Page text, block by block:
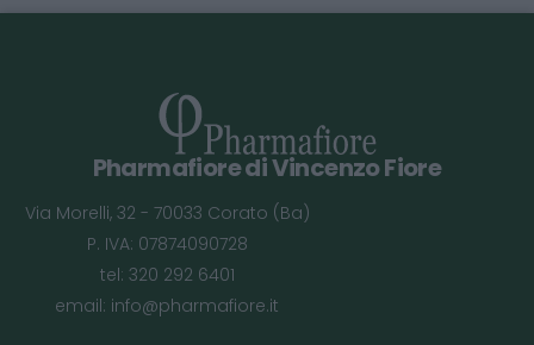
Pharmafiore di Vincenzo Fiore
Via Morelli, 32 - 70033 Corato (Ba)
P. IVA: 07874090728
tel: 320 292 6401
email: info@pharmafiore.it